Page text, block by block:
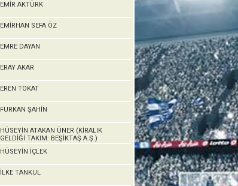
EMİR AKTÜRK
EMİRHAN SEFA ÖZ
EMRE DAYAN
ERAY AKAR
EREN TOKAT
FURKAN ŞAHİN
HÜSEYİN ATAKAN ÜNER (KİRALIK
GELDİĞİ TAKIM: BEŞİKTAŞ A.Ş.)
HÜSEYİN İÇLEK
İLKE TANKUL